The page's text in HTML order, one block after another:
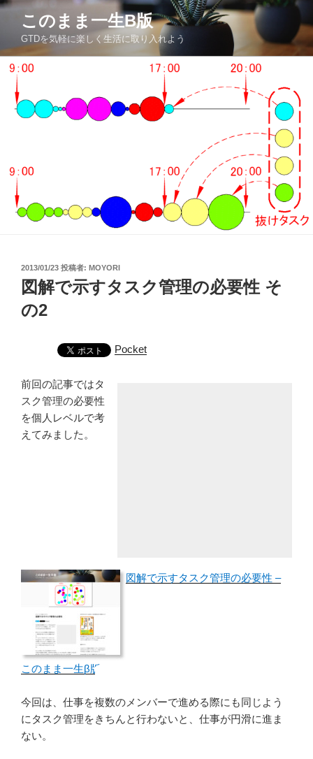
コ
ン
このまま一生Β版
GTDを気軽に楽しく生活に取り入れよう
投
稿
日:
2013/01/23 投稿者: MOYORI
図解で示すタスク管理の必要性 そ
の2
Pocket
前回の記事ではタ
スク管理の必要性
を個人レベルで考
えてみました。
図解で示すタスク管理の必要性 –
このまま一生β版
今回は、仕事を複数のメンバーで進める際にも同じよう
にタスク管理をきちんと行わないと、仕事が円滑に進ま
ない。